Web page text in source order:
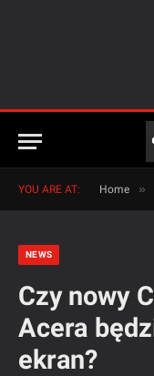
YOU ARE AT: Home »
NEWS
Czy nowy
Acera
ekran?